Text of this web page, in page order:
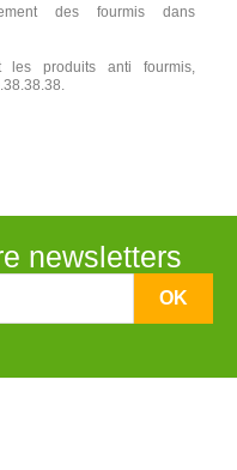
des fourmis dans
les produits anti fourmis,
newsletters